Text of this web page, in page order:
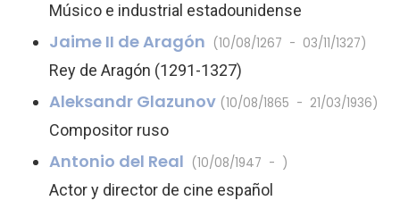
Músico e industrial estadounidense
Jaime II de Aragón (10/08/1267 - 03/11/1327)
Rey de Aragón (1291-1327)
Aleksandr Glazunov (10/08/1865 - 21/03/1936)
Compositor ruso
Antonio del Real (10/08/1947 - )
Actor y director de cine español